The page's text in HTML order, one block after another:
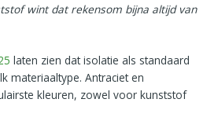
wint dat rekensom bijna altijd van
laten zien dat isolatie als standaard
materiaaltype. Antraciet en
kleuren, zowel voor kunststof